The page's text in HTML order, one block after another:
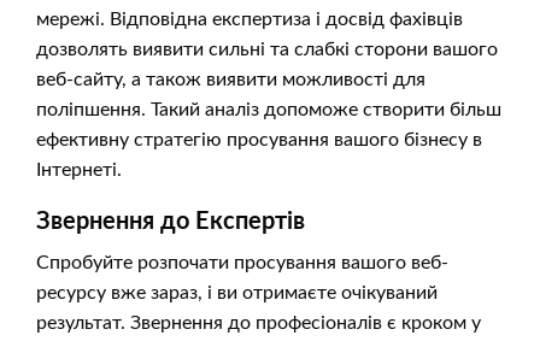
мережі. Відповідна експертиза і досвід фахівців
дозволять виявити сильні та слабкі сторони вашого
веб-сайту, а також виявити можливості для
поліпшення. Такий аналіз допоможе створити більш
ефективну стратегію просування вашого бізнесу в
Інтернеті.
Звернення до Експертів
Спробуйте розпочати просування вашого веб-
ресурсу вже зараз, і ви отримаєте очікуваний
результат. Звернення до професіоналів є кроком у